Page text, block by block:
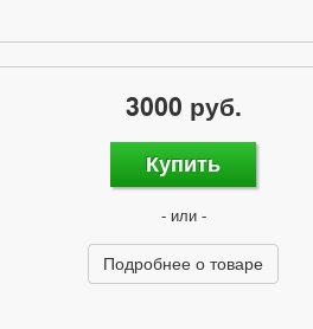
3000 руб.
Купить
- или -
Подробнее о товаре